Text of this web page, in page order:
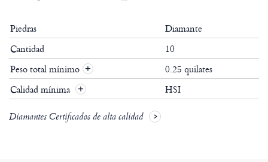
Piedras
Diamante
Cantidad
10
Peso total mínimo +
0.25 quilates
Calidad mínima + HSI
Diamantes Certificados de alta calidad